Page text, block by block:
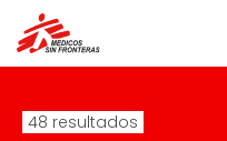
48 resultados